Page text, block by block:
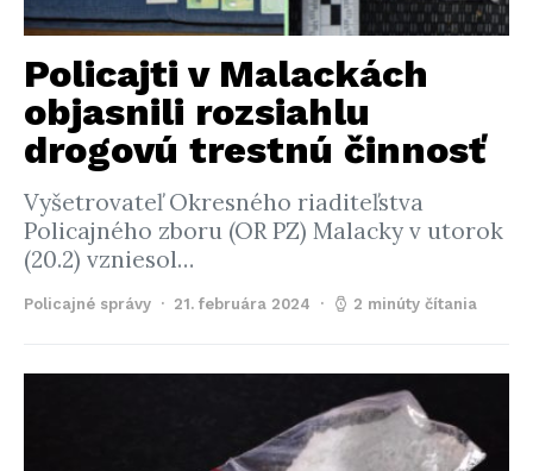
Policajti v Malackách
objasnili rozsiahlu
drogovú trestnú činnosť
Vyšetrovateľ Okresného riaditeľstva
Policajného zboru (OR PZ) Malacky v utorok
(20.2) vzniesol…
Policajné správy 21. februára 2024 2 minúty čítania